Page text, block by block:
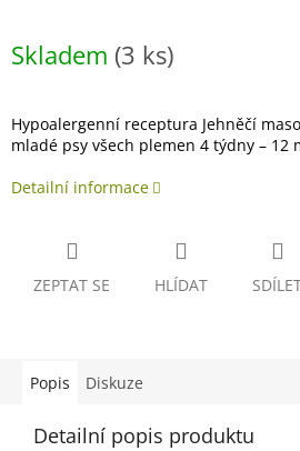
Skladem (3 ks)
Hypoalergenní receptura Jehněčí
mladé psy všech plemen 4 týdny – 12
Detailní informace
ZEPTAT SE HLÍDAT
Popis Diskuze
Detailní popis produktu